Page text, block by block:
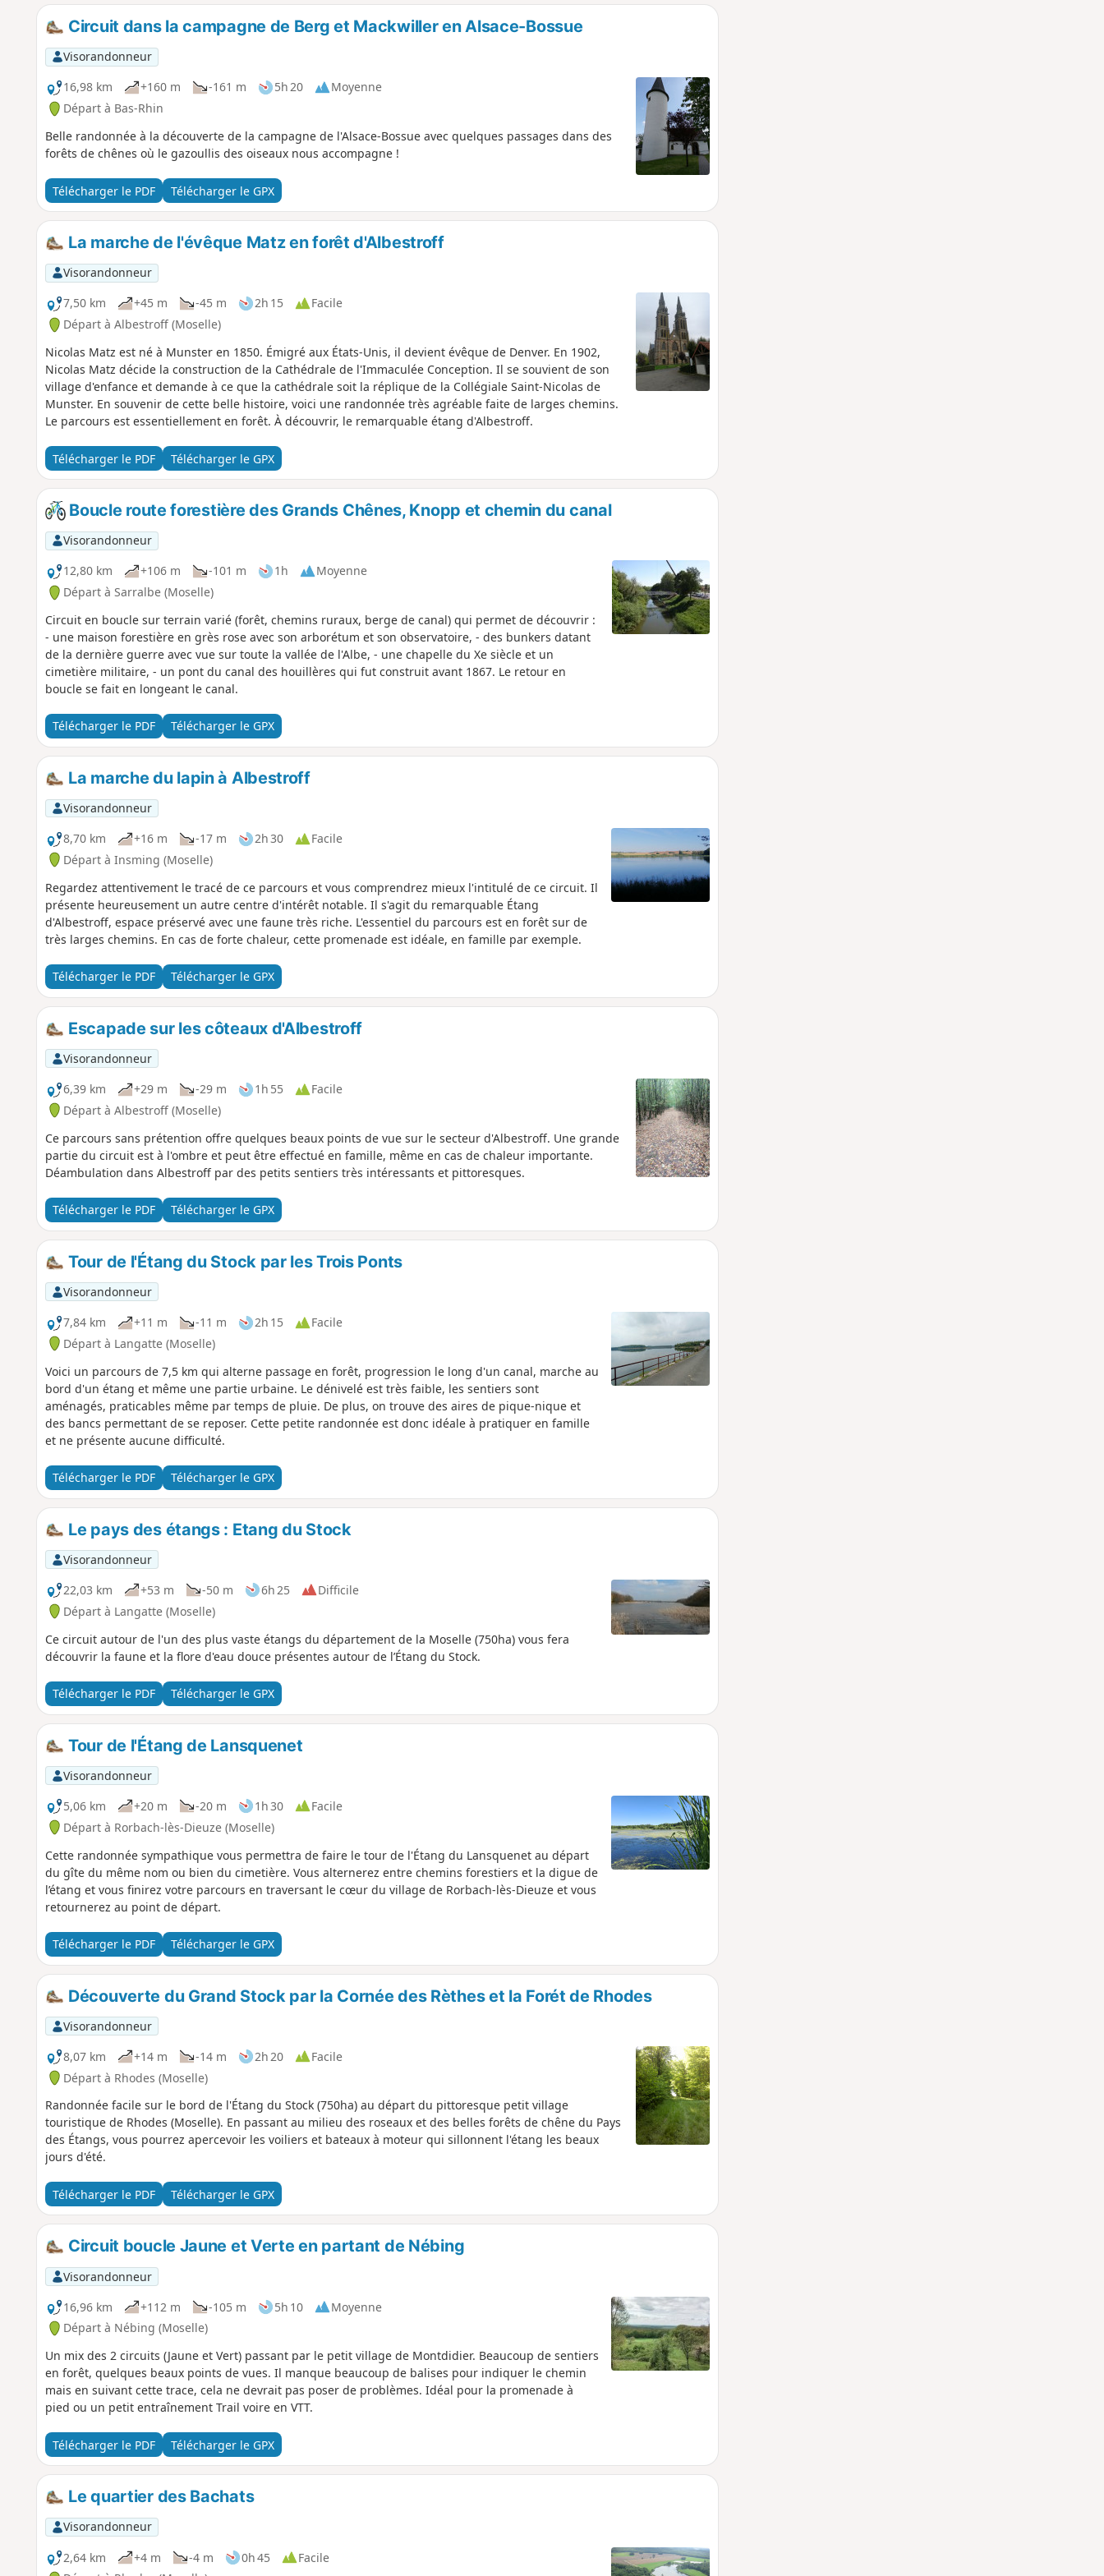
Circuit dans la campagne de Berg et Mackwiller en Alsace-Bossue
Visorandonneur
16,98 km
+160 m -161 m 5h 20
Moyenne
Départ à Bas-Rhin
Belle randonnée à la découverte de la campagne de l'Alsace-Bossue avec quelques passages dans des
forêts de chênes où le gazoullis des oiseaux nous accompagne !
Télécharger le PDF Télécharger le GPX
La marche de l'évêque Matz en forêt d'Albestroff
Visorandonneur
7,50 km
+45 m -45 m 2h 15
Facile
Départ à Albestroff (Moselle)
Nicolas Matz est né à Munster en 1850. Émigré aux États-Unis, il devient évêque de Denver. En 1902,
Nicolas Matz décide la construction de la Cathédrale de l'Immaculée Conception. Il se souvient de son
village d'enfance et demande à ce que la cathédrale soit la réplique de la Collégiale Saint-Nicolas de
Munster. En souvenir de cette belle histoire, voici une randonnée très agréable faite de larges chemins.
Le parcours est essentiellement en forêt. À découvrir, le remarquable étang d'Albestroff.
Télécharger le PDF Télécharger le GPX
Boucle route forestière des Grands Chênes, Knopp et chemin du canal
Visorandonneur
12,80 km
+106 m -101 m 1h
Moyenne
Départ à Sarralbe (Moselle)
Circuit en boucle sur terrain varié (forêt, chemins ruraux, berge de canal) qui permet de découvrir :
- une maison forestière en grès rose avec son arborétum et son observatoire, - des bunkers datant
de la dernière guerre avec vue sur toute la vallée de l'Albe, - une chapelle du Xe siècle et un
cimetière militaire, - un pont du canal des houillères qui fut construit avant 1867. Le retour en
boucle se fait en longeant le canal.
Télécharger le PDF Télécharger le GPX
La marche du lapin à Albestroff
Visorandonneur
8,70 km
+16 m -17 m 2h 30
Facile
Départ à Insming (Moselle)
Regardez attentivement le tracé de ce parcours et vous comprendrez mieux l'intitulé de ce circuit. Il
présente heureusement un autre centre d'intérêt notable. Il s'agit du remarquable Étang
d'Albestroff, espace préservé avec une faune très riche. L'essentiel du parcours est en forêt sur de
très larges chemins. En cas de forte chaleur, cette promenade est idéale, en famille par exemple.
Télécharger le PDF Télécharger le GPX
Escapade sur les côteaux d'Albestroff
Visorandonneur
6,39 km
+29 m -29 m 1h 55
Facile
Départ à Albestroff (Moselle)
Ce parcours sans prétention offre quelques beaux points de vue sur le secteur d'Albestroff. Une grande
partie du circuit est à l'ombre et peut être effectué en famille, même en cas de chaleur importante.
Déambulation dans Albestroff par des petits sentiers très intéressants et pittoresques.
Télécharger le PDF Télécharger le GPX
Tour de l'Étang du Stock par les Trois Ponts
Visorandonneur
7,84 km
+11 m -11 m 2h 15
Facile
Départ à Langatte (Moselle)
Voici un parcours de 7,5 km qui alterne passage en forêt, progression le long d'un canal, marche au
bord d'un étang et même une partie urbaine. Le dénivelé est très faible, les sentiers sont
aménagés, praticables même par temps de pluie. De plus, on trouve des aires de pique-nique et
des bancs permettant de se reposer. Cette petite randonnée est donc idéale à pratiquer en famille
et ne présente aucune difficulté.
Télécharger le PDF Télécharger le GPX
Le pays des étangs : Etang du Stock
Visorandonneur
22,03 km
+53 m -50 m 6h 25
Difficile
Départ à Langatte (Moselle)
Ce circuit autour de l'un des plus vaste étangs du département de la Moselle (750ha) vous fera
découvrir la faune et la flore d'eau douce présentes autour de l’Étang du Stock.
Télécharger le PDF Télécharger le GPX
Tour de l'Étang de Lansquenet
Visorandonneur
5,06 km
+20 m -20 m 1h 30
Facile
Départ à Rorbach-lès-Dieuze (Moselle)
Cette randonnée sympathique vous permettra de faire le tour de l'Étang du Lansquenet au départ
du gîte du même nom ou bien du cimetière. Vous alternerez entre chemins forestiers et la digue de
l’étang et vous finirez votre parcours en traversant le cœur du village de Rorbach-lès-Dieuze et vous
retournerez au point de départ.
Télécharger le PDF Télécharger le GPX
Découverte du Grand Stock par la Cornée des Rèthes et la Forét de Rhodes
Visorandonneur
8,07 km
+14 m -14 m 2h 20
Facile
Départ à Rhodes (Moselle)
Randonnée facile sur le bord de l'Étang du Stock (750ha) au départ du pittoresque petit village
touristique de Rhodes (Moselle). En passant au milieu des roseaux et des belles forêts de chêne du Pays
des Étangs, vous pourrez apercevoir les voiliers et bateaux à moteur qui sillonnent l'étang les beaux
jours d'été.
Télécharger le PDF Télécharger le GPX
Circuit boucle Jaune et Verte en partant de Nébing
Visorandonneur
16,96 km
+112 m -105 m 5h 10
Moyenne
Départ à Nébing (Moselle)
Un mix des 2 circuits (Jaune et Vert) passant par le petit village de Montdidier. Beaucoup de sentiers
en forêt, quelques beaux points de vues. Il manque beaucoup de balises pour indiquer le chemin
mais en suivant cette trace, cela ne devrait pas poser de problèmes. Idéal pour la promenade à
pied ou un petit entraînement Trail voire en VTT.
Télécharger le PDF Télécharger le GPX
Le quartier des Bachats
Visorandonneur
2,64 km
+4 m -4 m 0h 45
Facile